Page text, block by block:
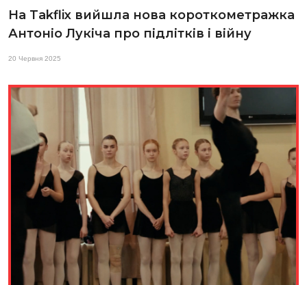
На Takflix вийшла нова короткометражка
Антоніо Лукіча про підлітків і війну
20 Червня 2025